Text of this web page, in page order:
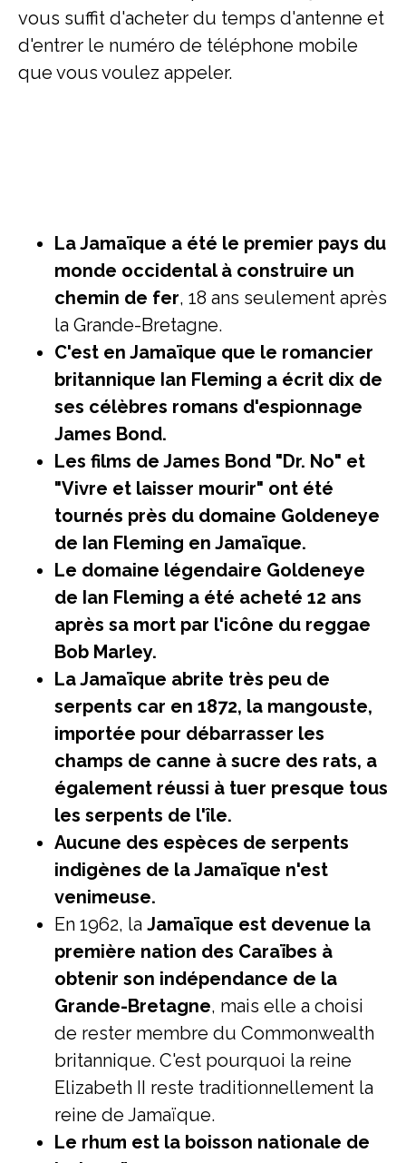
vous suffit d'acheter du temps d'antenne et
d'entrer le numéro de téléphone mobile
que vous voulez appeler.
La Jamaïque a été le premier pays du
monde occidental à construire un
chemin de fer, 18 ans seulement après
la Grande-Bretagne.
C'est en Jamaïque que le romancier
britannique Ian Fleming a écrit dix de
ses célèbres romans d'espionnage
James Bond.
Les films de James Bond "Dr. No" et
"Vivre et laisser mourir" ont été
tournés près du domaine Goldeneye
de Ian Fleming en Jamaïque.
Le domaine légendaire Goldeneye
de Ian Fleming a été acheté 12 ans
après sa mort par l'icône du reggae
Bob Marley.
La Jamaïque abrite très peu de
serpents car en 1872, la mangouste,
importée pour débarrasser les
champs de canne à sucre des rats, a
également réussi à tuer presque tous
les serpents de l'île.
Aucune des espèces de serpents
indigènes de la Jamaïque n'est
venimeuse.
En 1962, la Jamaïque est devenue la
première nation des Caraïbes à
obtenir son indépendance de la
Grande-Bretagne, mais elle a choisi
de rester membre du Commonwealth
britannique. C'est pourquoi la reine
Elizabeth II reste traditionnellement la
reine de Jamaïque.
Le rhum est la boisson nationale de